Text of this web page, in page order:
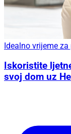
Idealno vrijeme za
Iskoristite
svoj dom uz